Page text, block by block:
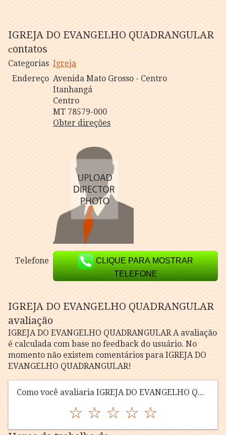
IGREJA DO EVANGELHO QUADRANGULAR
сontatos
Categorias Igreja
Endereço Avenida Mato Grosso - Centro
Itanhangá
Centro
MT 78579-000
Obter direções
Telefone
CLIQUE PARA MOSTRAR
TELEFONE
IGREJA DO EVANGELHO QUADRANGULAR
avaliação
IGREJA DO EVANGELHO QUADRANGULAR A avaliação
é calculada com base no feedback do usuário. No
momento não existem comentários para IGREJA DO
EVANGELHO QUADRANGULAR!
Como você avaliaria IGREJA DO EVANGELHO QUADRANGULAR?
☆ ☆ ☆ ☆ ☆